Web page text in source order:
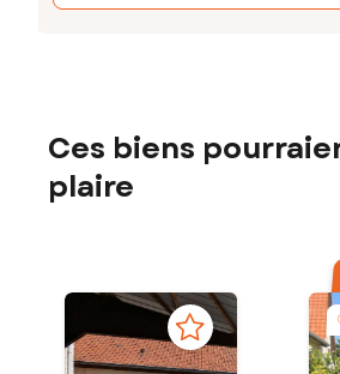
Ces biens
plaire